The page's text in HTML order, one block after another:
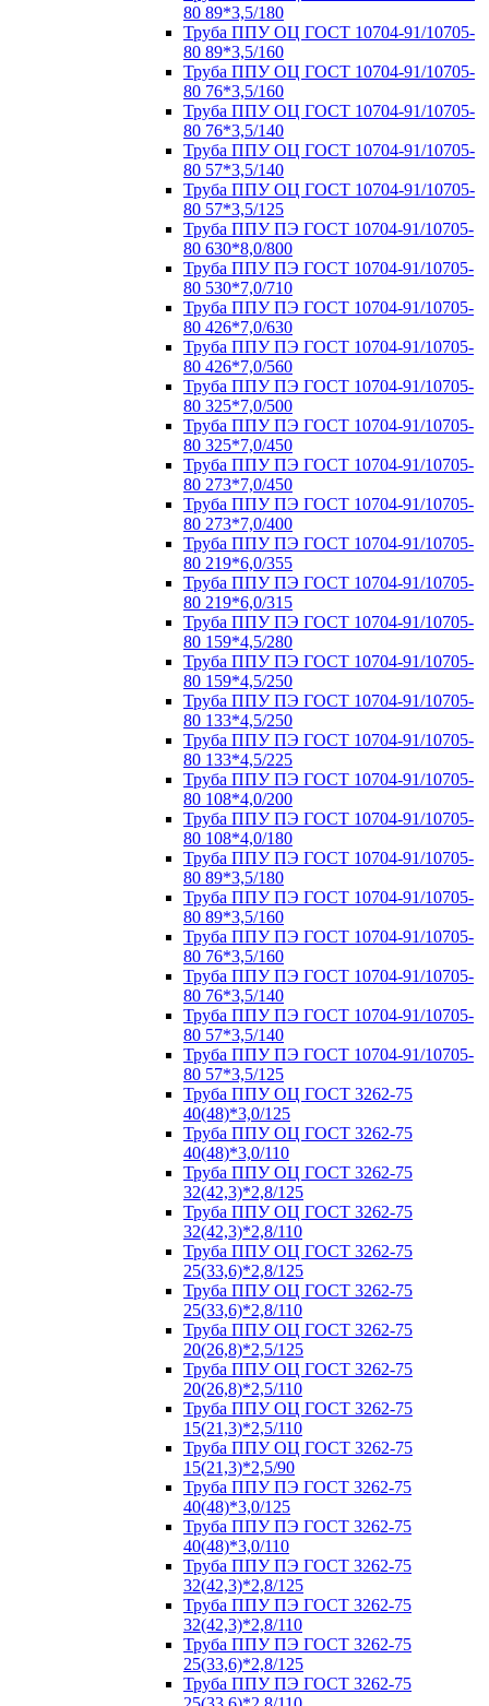
80 89*3,5/180
Труба ППУ ОЦ ГОСТ 10704-91/10705-
80 89*3,5/160
Труба ППУ ОЦ ГОСТ 10704-91/10705-
80 76*3,5/160
Труба ППУ ОЦ ГОСТ 10704-91/10705-
80 76*3,5/140
Труба ППУ ОЦ ГОСТ 10704-91/10705-
80 57*3,5/140
Труба ППУ ОЦ ГОСТ 10704-91/10705-
80 57*3,5/125
Труба ППУ ПЭ ГОСТ 10704-91/10705-
80 630*8,0/800
Труба ППУ ПЭ ГОСТ 10704-91/10705-
80 530*7,0/710
Труба ППУ ПЭ ГОСТ 10704-91/10705-
80 426*7,0/630
Труба ППУ ПЭ ГОСТ 10704-91/10705-
80 426*7,0/560
Труба ППУ ПЭ ГОСТ 10704-91/10705-
80 325*7,0/500
Труба ППУ ПЭ ГОСТ 10704-91/10705-
80 325*7,0/450
Труба ППУ ПЭ ГОСТ 10704-91/10705-
80 273*7,0/450
Труба ППУ ПЭ ГОСТ 10704-91/10705-
80 273*7,0/400
Труба ППУ ПЭ ГОСТ 10704-91/10705-
80 219*6,0/355
Труба ППУ ПЭ ГОСТ 10704-91/10705-
80 219*6,0/315
Труба ППУ ПЭ ГОСТ 10704-91/10705-
80 159*4,5/280
Труба ППУ ПЭ ГОСТ 10704-91/10705-
80 159*4,5/250
Труба ППУ ПЭ ГОСТ 10704-91/10705-
80 133*4,5/250
Труба ППУ ПЭ ГОСТ 10704-91/10705-
80 133*4,5/225
Труба ППУ ПЭ ГОСТ 10704-91/10705-
80 108*4,0/200
Труба ППУ ПЭ ГОСТ 10704-91/10705-
80 108*4,0/180
Труба ППУ ПЭ ГОСТ 10704-91/10705-
80 89*3,5/180
Труба ППУ ПЭ ГОСТ 10704-91/10705-
80 89*3,5/160
Труба ППУ ПЭ ГОСТ 10704-91/10705-
80 76*3,5/160
Труба ППУ ПЭ ГОСТ 10704-91/10705-
80 76*3,5/140
Труба ППУ ПЭ ГОСТ 10704-91/10705-
80 57*3,5/140
Труба ППУ ПЭ ГОСТ 10704-91/10705-
80 57*3,5/125
Труба ППУ ОЦ ГОСТ 3262-75
40(48)*3,0/125
Труба ППУ ОЦ ГОСТ 3262-75
40(48)*3,0/110
Труба ППУ ОЦ ГОСТ 3262-75
32(42,3)*2,8/125
Труба ППУ ОЦ ГОСТ 3262-75
32(42,3)*2,8/110
Труба ППУ ОЦ ГОСТ 3262-75
25(33,6)*2,8/125
Труба ППУ ОЦ ГОСТ 3262-75
25(33,6)*2,8/110
Труба ППУ ОЦ ГОСТ 3262-75
20(26,8)*2,5/125
Труба ППУ ОЦ ГОСТ 3262-75
20(26,8)*2,5/110
Труба ППУ ОЦ ГОСТ 3262-75
15(21,3)*2,5/110
Труба ППУ ОЦ ГОСТ 3262-75
15(21,3)*2,5/90
Труба ППУ ПЭ ГОСТ 3262-75
40(48)*3,0/125
Труба ППУ ПЭ ГОСТ 3262-75
40(48)*3,0/110
Труба ППУ ПЭ ГОСТ 3262-75
32(42,3)*2,8/125
Труба ППУ ПЭ ГОСТ 3262-75
32(42,3)*2,8/110
Труба ППУ ПЭ ГОСТ 3262-75
25(33,6)*2,8/125
Труба ППУ ПЭ ГОСТ 3262-75